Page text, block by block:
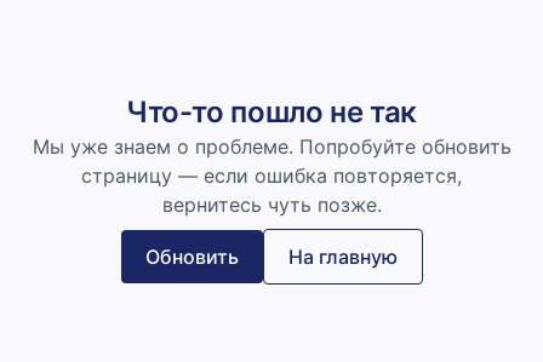
Что-то пошло не так
Мы уже знаем о проблеме. Попробуйте обновить
страницу — если ошибка повторяется,
вернитесь чуть позже.
Обновить На главную